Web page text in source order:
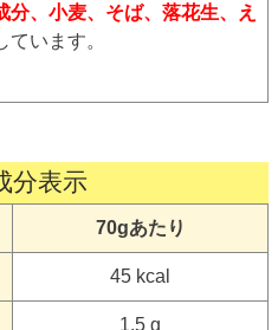
分、小麦、そば、落花生、え
います。
分表示
70gあたり
45 kcal
1.5 g